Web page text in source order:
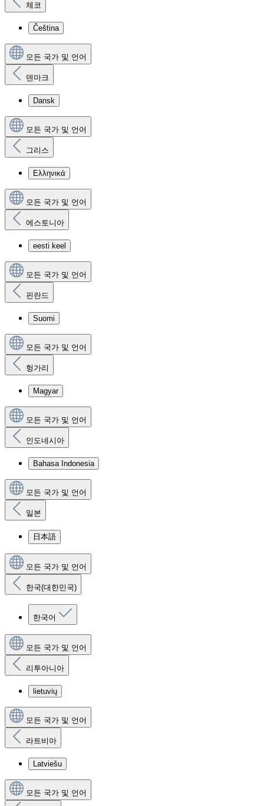
체코
Čeština
모든 국가 및 언어
덴마크
Dansk
모든 국가 및 언어
그리스
Ελληνικά
모든 국가 및 언어
에스토니아
eesti keel
모든 국가 및 언어
핀란드
Suomi
모든 국가 및 언어
헝가리
Magyar
모든 국가 및 언어
인도네시아
Bahasa Indonesia
모든 국가 및 언어
일본
日本語
모든 국가 및 언어
한국(대한민국)
한국어
모든 국가 및 언어
리투아니아
lietuvių
모든 국가 및 언어
라트비아
Latviešu
모든 국가 및 언어